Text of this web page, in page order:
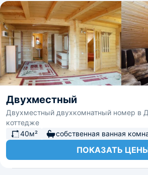
Двухместный
Двухместный двухкомнатный номер в
коттедже
40м²
собственная ванная
ПОКАЗАТЬ